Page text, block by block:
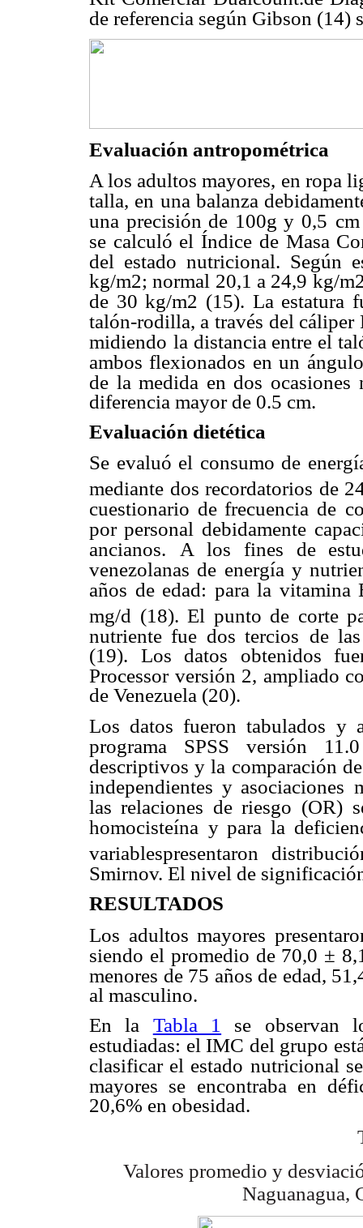
de referencia según Gibson (14)
Evaluación antropométrica
A los adultos mayores, en ropa
talla, en una balanza
una precisión de 100g y 0,5
se calculó el Índice de Masa
del estado nutricional. Según
kg/m2; normal 20,1 a 24,9 kg/
de 30 kg/m2 (15). La estatura
talón-rodilla, a través del cáliper
midiendo la distancia entre el
ambos flexionados en un
de la medida en dos ocasiones
diferencia mayor de 0.5 cm.
Evaluación dietética
Se evaluó el consumo de
mediante dos recordatorios de
cuestionario de frecuencia de
por personal debidamente
ancianos.
A los fines de
venezolanas de energía y
años de edad: para la vitamina
mg/d (18). El punto de corte
nutriente fue dos tercios de
(19). Los datos obtenidos
Processor versión 2, ampliado
de Venezuela (20).
Los datos fueron tabulados y
programa SPSS versión
descriptivos y la comparación
independientes y asociaciones
las relaciones de riesgo (OR)
homocisteína y para la
variablespresentaron
Smirnov. El nivel de
RESULTADOS
Los adultos mayores
siendo el promedio de 70,0 ±
menores de 75 años de edad,
al masculino.
En la Tabla 1
se observan
estudiadas: el IMC del grupo
clasificar el estado nutricional
mayores se encontraba en
20,6% en obesidad.
Valores promedio y
Naguanagua,